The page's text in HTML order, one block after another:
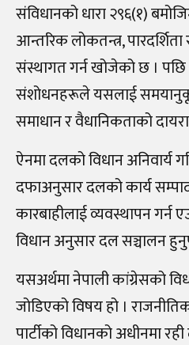
संविधानको धारा २९६(१)
आन्तरिक लोकतन्त्र,
संस्थागत गर्न खोजेको छ ।
संशोधनहरूले यसलाई
समाधान र वैधानिकताको
ऐनमा दलको विधान अनिवार्य
दफाअनुसार दलको कार्य
कारबाहीलाई व्यवस्थापन गर्न
विधान अनुसार दल सञ्चालन
यसअर्थमा नेपाली कांग्रेसको
जोडिएको विषय हो ।
पार्टीको विधानको अधीनमा